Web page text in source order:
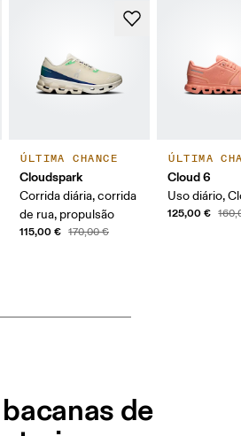
ÚLTIMA CHANCE
Cloudspark
Corrida diária, corrida
de rua, propulsão
115,00 € 170,00 €
ÚLTIMA
Cloud 6
Uso diário,
125,00 €
de